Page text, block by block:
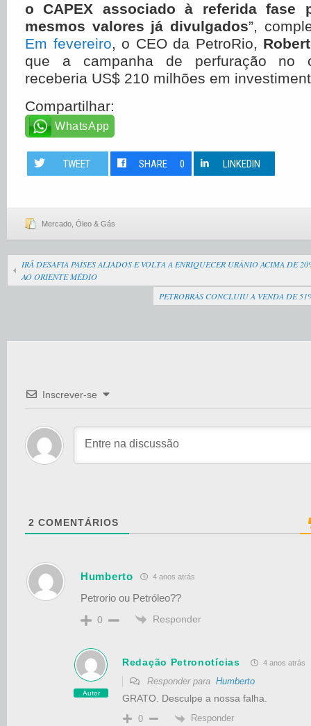
o CAPEX associado à referida fase
mesmos valores já divulgados”,
Em fevereiro, o CEO da PetroRio,
que a campanha de perfuração no
receberia US$ 210 milhões em
Compartilhar:
WhatsApp
TWEET SHARE 0 LINKEDIN
Mercado Óleo & Gás
IRÃ DESAFIA PAÍSES ALIADOS E VOLTA A ENRIQUECER URÂNIO ACIMA DE
AO ORIENTE MÉDIO
PETROBRÁS CONCLUIU A VENDA DE
Inscrever-se
2 COMENTÁRIOS
Humberto 4 anos atrás
Petrorio ou Petróleo??
0 Responder
Autor
Redação Petronotícias 4 anos atrás
Responder para Humberto
GRATO. Desculpe a nossa falha.
0 Responder